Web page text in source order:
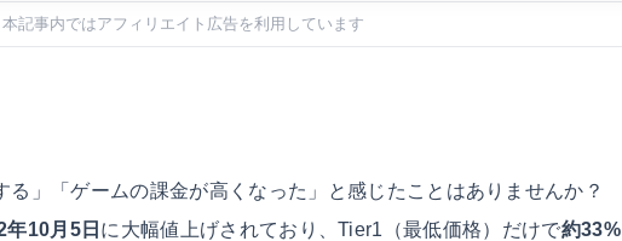
本記事内ではアフィリエイト広告を利用しています
る」「ゲームの課金が高くなった」と感じたことはありませんか？
年10月5日に大幅値上げされており、Tier1（最低価格）だけで約33%